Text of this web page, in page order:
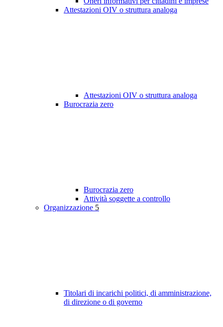
Attestazioni OIV o struttura analoga
Attestazioni OIV o struttura analoga
Burocrazia zero
Burocrazia zero
Attività soggette a controllo
Organizzazione 5
Titolari di incarichi politici, di amministrazione,
di direzione o di governo